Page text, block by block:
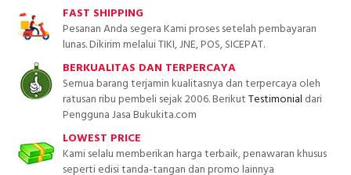
FAST SHIPPING
Pesanan Anda segera Kami proses setelah pembayaran
lunas. Dikirim melalui TIKI, JNE, POS, SICEPAT.
BERKUALITAS DAN TERPERCAYA
Semua barang terjamin kualitasnya dan terpercaya oleh
ratusan ribu pembeli sejak 2006. BerikutTestimonial dari
Pengguna Jasa Bukukita.com
LOWEST PRICE
Kami selalu memberikan harga terbaik, penawaran khusus
seperti edisi tanda-tangan dan promo lainnya